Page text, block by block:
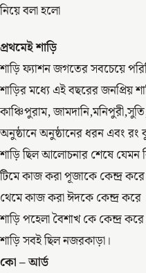
নিয়ে বলা হলো
প্রথমেই শাড়ি
শাড়ি ফ্যাশন জগতের সবচেয়ে
শাড়ির মধ্যে এই বছরের জনপ্রিয়
কাঞ্চিপুরাম,
অনুষ্ঠানে অনুষ্ঠানের ধরন এবং
শাড়ি ছিল আলোচনার শেষে যেমন
টিমে কাজ করা পূজাকে কেন্দ্র
থেমে কাজ করা ঈদকে কেন্দ্র
শাড়ি পহেলা বৈশাখ কে কেন্দ্র
শাড়ি সবই ছিল নজরকাড়া।
কো – আর্ড